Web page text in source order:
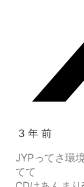
3 年 前
JYPってさ環
てて